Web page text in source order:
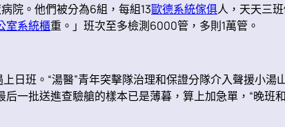
院。他們被分為6組，每組13歐德系統傢俱人，天天三
室系統櫃重。」班次至多檢測6000管，多則1萬管。
日班。“湯醫”青年突擊隊治理和保證分隊介入聲援小湯
一批送進查驗艙的樣本已是薄暮，算上加急單，“晚班